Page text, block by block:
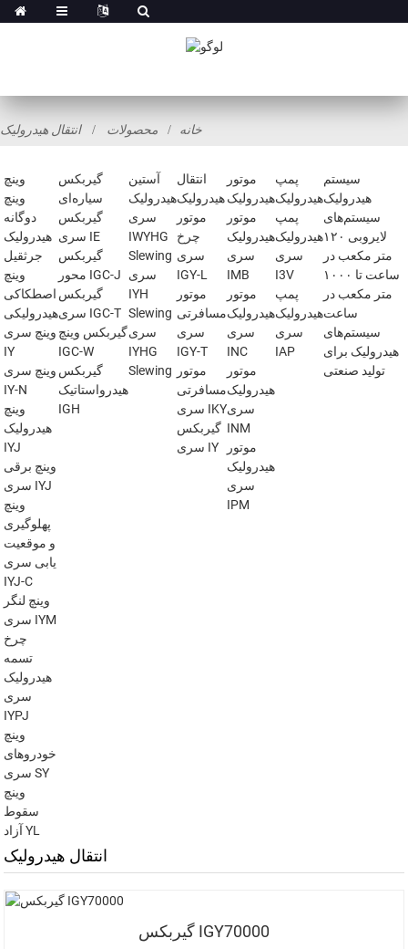
خانه محصولات انتقال هیدرولیک
وینچ
وینچ
دوگانه
هیدرولیک
جرثقیل
وینچ
اصطکاکی
هیدرولیکی
وینچ سری
IY
وینچ سری
IY-N
وینچ
هیدرولیک
IYJ
وینچ برقی
سری IYJ
وینچ
پهلوگیری
و موقعیت
یابی سری
IYJ-C
وینچ لنگر
سری IYM
چرخ
تسمه
هیدرولیک
سری
IYPJ
وینچ
خودروهای
سری SY
وینچ
سقوط
آزاد YL
گیربکس
سیاره‌ای
گیربکس
سری IE
گیربکس
محور IGC-J
گیربکس
سری IGC-T
گیربکس وینچ
IGC-W
گیربکس
هیدرواستاتیک
IGH
آستین
هیدرولیک
سری
IWYHG
Slewing
سری
IYH
Slewing
سری
IYHG
Slewing
انتقال
هیدرولیک
موتور
چرخ
سری
IGY-L
موتور
مسافرتی
سری
IGY-T
موتور
مسافرتی
سری IKY
گیربکس
سری IY
موتور
هیدرولیک
موتور
هیدرولیک
سری
IMB
موتور
هیدرولیک
سری
INC
موتور
هیدرولیک
سری
INM
موتور
هیدرولیک
سری
IPM
پمپ
هیدرولیک
پمپ
هیدرولیک
سری
I3V
پمپ
هیدرولیک
سری
IAP
سیستم
هیدرولیک
سیستم‌های
لایروبی ۱۲۰
متر مکعب در
ساعت تا ۱۰۰۰
متر مکعب در
ساعت
سیستم‌های
هیدرولیک برای
تولید صنعتی
انتقال هیدرولیک
گیربکس IGY70000